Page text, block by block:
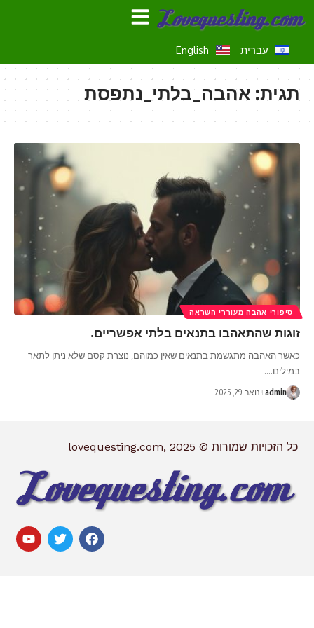
עברית English
תגית: אהבה_בלתי_נתפסת
סיפורי אהבה מעוררי השראה
זוגות שהתאהבו בתנאים בלתי אפשריים.
כאשר האהבה מתגשמת בתנאים שאין כמוהם, נוצרת קסם שלא ניתן לתאר
במילים.…
admin ינואר 29, 2025
כל הזכויות שמורות © lovequesting.com, 2025